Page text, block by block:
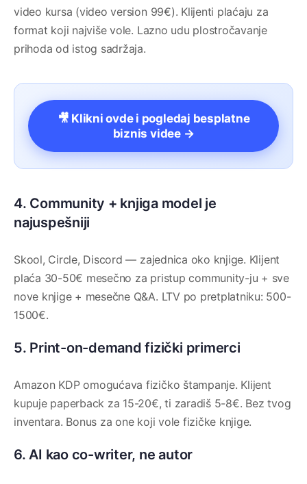
video kursa (video version 99€). Klijenti plaćaju za
format koji najviše vole. Lazno udu plostročavanje
prihoda od istog sadržaja.
🎥 Klikni ovde i pogledaj besplatne
biznis videe →
4. Community + knjiga model je
najuspešniji
Skool, Circle, Discord — zajednica oko knjige. Klijent
plaća 30-50€ mesečno za pristup community-ju + sve
nove knjige + mesečne Q&A. LTV po pretplatniku: 500-
1500€.
5. Print-on-demand fizički primerci
Amazon KDP omogućava fizičko štampanje. Klijent
kupuje paperback za 15-20€, ti zaradiš 5-8€. Bez tvog
inventara. Bonus za one koji vole fizičke knjige.
6. AI kao co-writer, ne autor